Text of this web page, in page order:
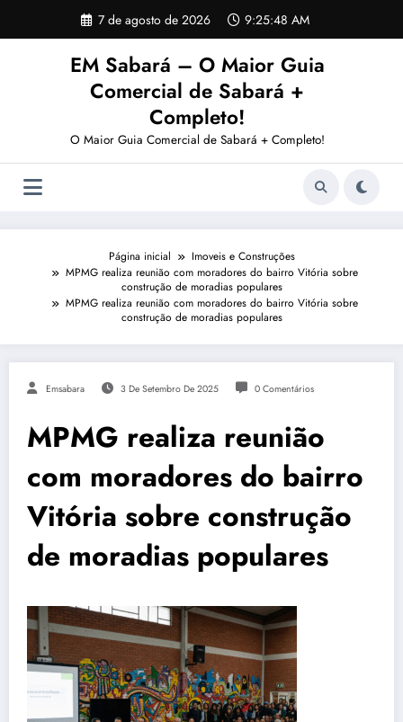
o
7 de agosto de 2026 9:25:48 AM
EM Sabará – O Maior Guia
Comercial de Sabará +
Completo!
O Maior Guia Comercial de Sabará + Completo!
Página inicial
Imoveis e Construções
MPMG realiza reunião com moradores do bairro Vitória sobre
construção de moradias populares
MPMG realiza reunião com moradores do bairro Vitória sobre
construção de moradias populares
Emsabara 3 De Setembro De 2025 0 Comentários
MPMG realiza reunião
com moradores do bairro
Vitória sobre construção
de moradias populares